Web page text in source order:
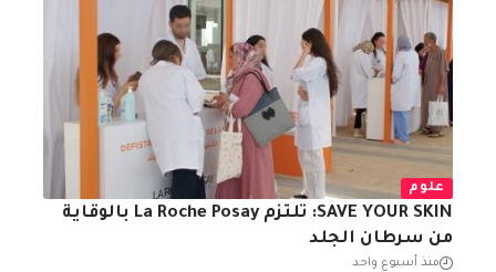
علوم
SAVE YOUR SKIN: تلتزم ‎La Roche Posay‎ بالوقاية
من سرطان الجلد
منذ أسبوع واحد